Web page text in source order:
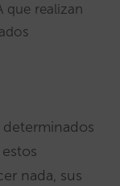
que realizan
nada, sus